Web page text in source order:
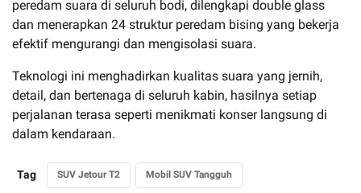
peredam suara di seluruh bodi, dilengkapi double glass
dan menerapkan 24 struktur peredam bising yang bekerja
efektif mengurangi dan mengisolasi suara.
Teknologi ini menghadirkan kualitas suara yang jernih,
detail, dan bertenaga di seluruh kabin, hasilnya setiap
perjalanan terasa seperti menikmati konser langsung di
dalam kendaraan.
Tag SUV Jetour T2 Mobil SUV Tangguh